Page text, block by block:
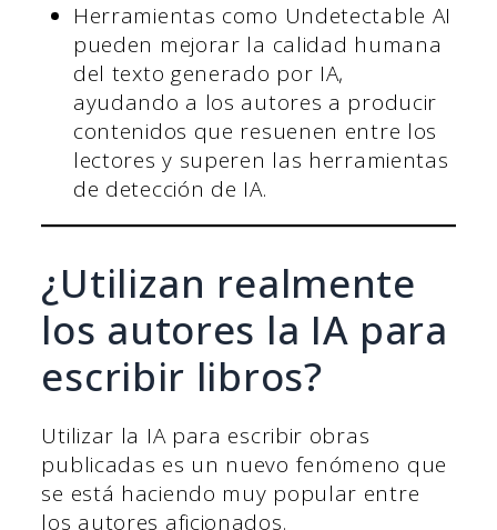
Herramientas como Undetectable AI
pueden mejorar la calidad humana
del texto generado por IA,
ayudando a los autores a producir
contenidos que resuenen entre los
lectores y superen las herramientas
de detección de IA.
¿Utilizan realmente
los autores la IA para
escribir libros?
Utilizar la IA para escribir obras
publicadas es un nuevo fenómeno que
se está haciendo muy popular entre
los autores aficionados.